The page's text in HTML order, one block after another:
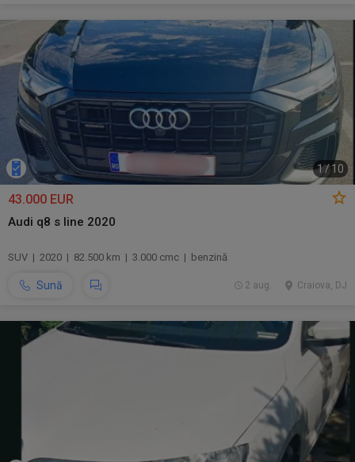
1/ 10
43.000 EUR
Audi q8 s line 2020
SUV | 2020 | 82.500 km | 3.000 cmc | benzină
Sună Craiova, DJ
2 aug.